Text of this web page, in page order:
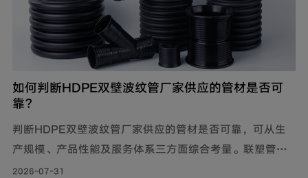
如何判断HDPE双壁波纹管厂家供应的管材是否可
靠？
判断HDPE双壁波纹管厂家供应的管材是否可靠，可从生
产规模、产品性能及服务体系三方面综合考量。联塑管道
深耕行业40年，其HDPE双壁波纹管质量可靠，被广泛用
2026-07-31